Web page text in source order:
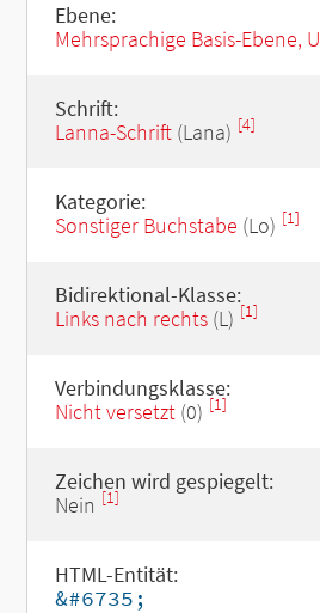
Ebene:
Mehrsprachige Basis-Ebene,
Schrift:
Lanna-Schrift(Lana) [4]
Kategorie:
Sonstiger Buchstabe (Lo) [1]
Bidirektional-Klasse:
Links nach rechts(L) [1]
Verbindungsklasse:
Nicht versetzt(0) [1]
Zeichen wird gespiegelt:
Nein [1]
HTML-Entität:
&#6735;